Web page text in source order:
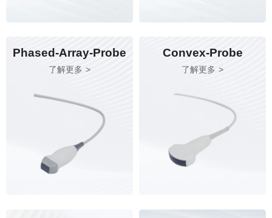
Phased-Array-Probe
了解更多
Convex-Probe
了解更多